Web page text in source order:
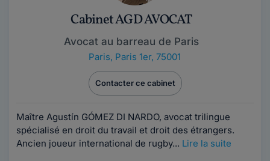
Cabinet AGD AVOCAT
Avocat au barreau de Paris
Paris, Paris 1er, 75001
Contacter ce cabinet
Maître Agustín GÓMEZ DI NARDO, avocat trilingue
spécialisé en droit du travail et droit des étrangers.
Ancien joueur international de rugby... Lire la suite